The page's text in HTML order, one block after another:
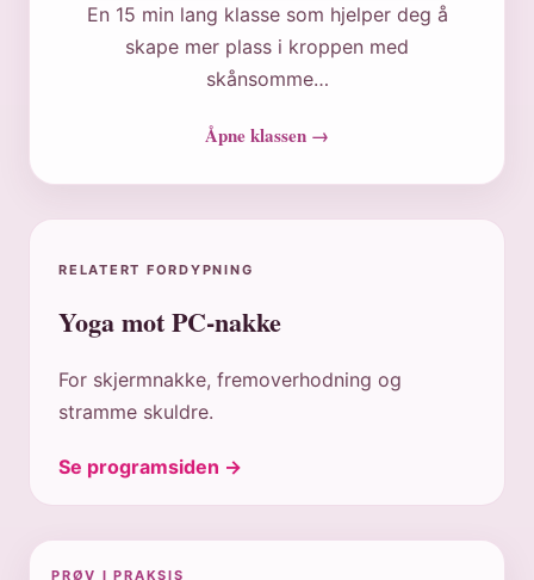
En 15 min lang klasse som hjelper deg å
skape mer plass i kroppen med
skånsomme…
Åpne klassen →
RELATERT FORDYPNING
Yoga mot PC-nakke
For skjermnakke, fremoverhodning og
stramme skuldre.
Se programsiden →
PRØV I PRAKSIS